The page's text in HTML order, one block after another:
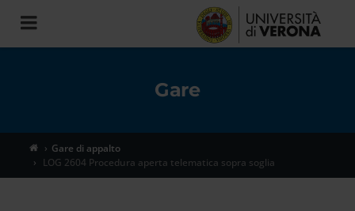
Toggle
navigation
Gare
Gare di appalto
LOG 2604 Procedura aperta telematica sopra soglia